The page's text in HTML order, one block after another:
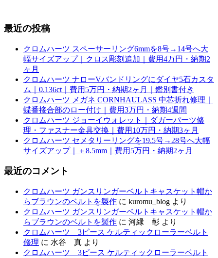
最近の投稿
クロムハーツ スペーサーリング6mmを8号→14号へ大
幅サイズアップ｜クロス彫刻追加｜費用4万円・納期2
ヶ月
クロムハーツ ナローVバンドリングにダイヤ5石カスタ
ム｜0.136ct｜費用5万円・納期2ヶ月｜鑑別書付き
クロムハーツ メガネ CORNHAULASS 中芯折れ修理｜
蝶番接合部のロー付け｜費用3万円・納期4週間
クロムハーツ ジョーイウォレット｜ダガーパーツ修
理・ファスナー金具交換｜費用10万円・納期3ヶ月
クロムハーツ セメタリーリングを19.5号→28号へ大幅
サイズアップ｜＋8.5mm｜費用5万円・納期2ヶ月
最近のコメント
クロムハーツ ガンスリンガーベルトキャスケット帽か
らブラウンのベルトを製作 に kuromu_blog より
クロムハーツ ガンスリンガーベルトキャスケット帽か
らブラウンのベルトを製作 に 河縁 彰 より
クロムハーツ 3ピース ケルティックローラーベルト
修理 に 水谷 真 より
クロムハーツ 3ピース ケルティックローラーベルト